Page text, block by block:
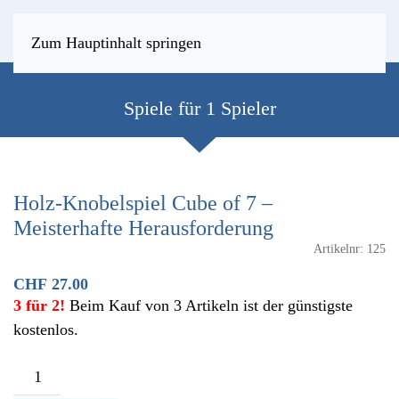
Zum Hauptinhalt springen
Spiele für 1 Spieler
Holz-Knobelspiel Cube of 7 –
Meisterhafte Herausforderung
Artikelnr: 125
CHF 27.00
3 für 2! Beim Kauf von 3 Artikeln ist der günstigste
kostenlos.
Holz-
Knobelspiel